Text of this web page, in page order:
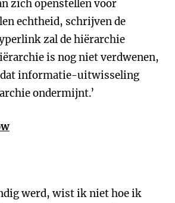
zich openstellen voor
echtheid, schrijven de
zal de hiërarchie
is nog niet verdwenen,
dat informatie-uitwisseling
ondermijnt.’
werd, wist ik niet hoe ik